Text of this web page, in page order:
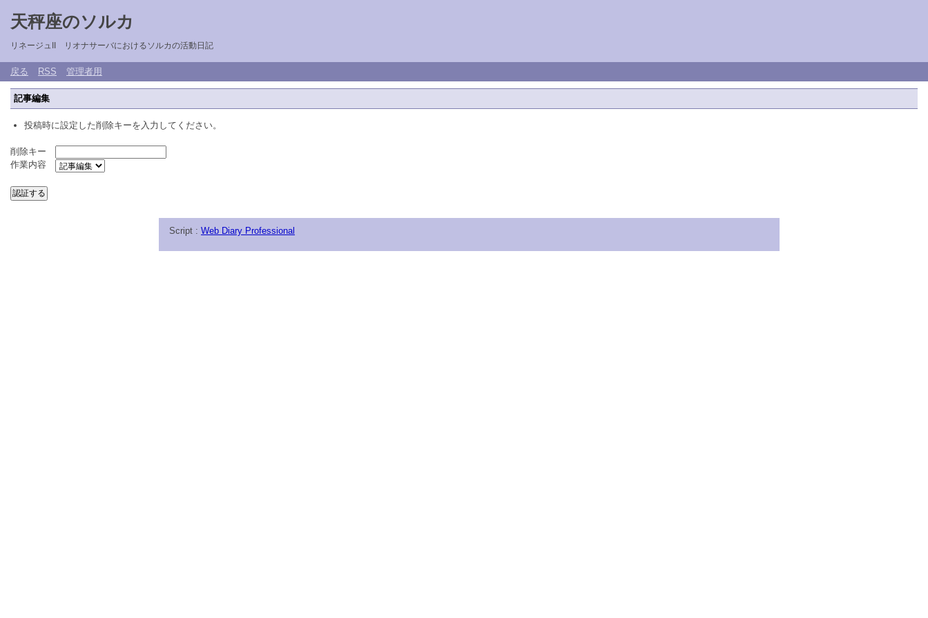
天秤座のソルカ
リネージュII リオナサーバにおけるソルカの活動日記
戻る RSS 管理者用
記事編集
投稿時に設定した削除キーを入力してください。
削除キー
作業内容
Script : Web Diary Professional